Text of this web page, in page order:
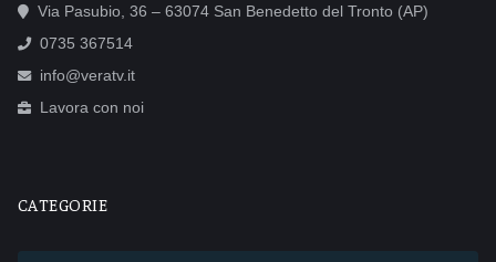
Via Pasubio, 36 – 63074 San Benedetto del Tronto (AP)
0735 367514
info@veratv.it
Lavora con noi
CATEGORIE